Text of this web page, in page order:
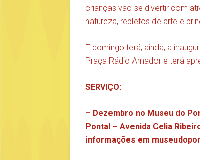
crianças vão se divertir com
natureza, repletos de arte e
E domingo terá, ainda, a
Praça Rádio Amador e terá
SERVIÇO:
– Dezembro no Museu do
Pontal – Avenida Celia
informações em